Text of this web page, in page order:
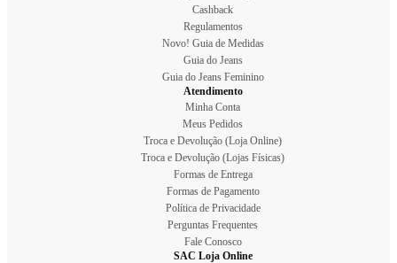
Cashback
Regulamentos
Novo! Guia de Medidas
Guia do Jeans
Guia do Jeans Feminino
Atendimento
Minha Conta
Meus Pedidos
Troca e Devolução (Loja Online)
Troca e Devolução (Lojas Físicas)
Formas de Entrega
Formas de Pagamento
Política de Privacidade
Perguntas Frequentes
Fale Conosco
SAC Loja Online